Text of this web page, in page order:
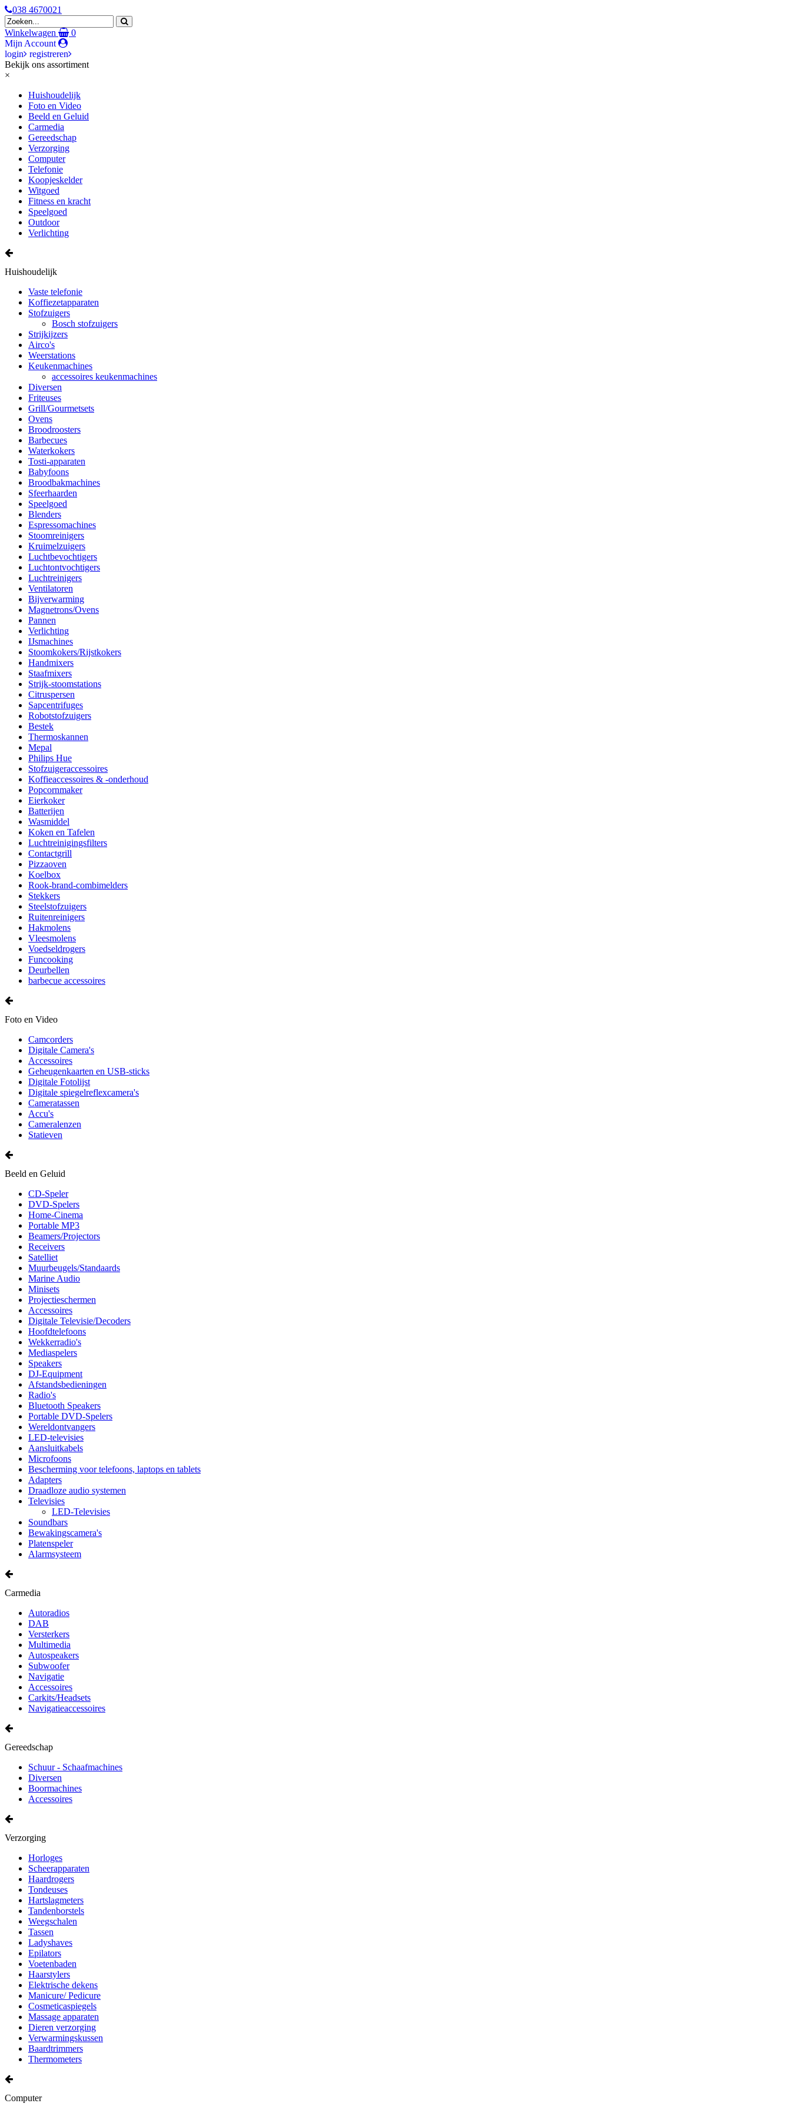
038 4670021
Winkelwagen
0
Mijn Account
login
registreren
Bekijk ons assortiment
×
Huishoudelijk
Foto en Video
Beeld en Geluid
Carmedia
Gereedschap
Verzorging
Computer
Telefonie
Koopjeskelder
Witgoed
Fitness en kracht
Speelgoed
Outdoor
Verlichting
Huishoudelijk
Vaste telefonie
Koffiezetapparaten
Stofzuigers
Bosch stofzuigers
Strijkijzers
Airco's
Weerstations
Keukenmachines
accessoires keukenmachines
Diversen
Friteuses
Grill/Gourmetsets
Ovens
Broodroosters
Barbecues
Waterkokers
Tosti-apparaten
Babyfoons
Broodbakmachines
Sfeerhaarden
Speelgoed
Blenders
Espressomachines
Stoomreinigers
Kruimelzuigers
Luchtbevochtigers
Luchtontvochtigers
Luchtreinigers
Ventilatoren
Bijverwarming
Magnetrons/Ovens
Pannen
Verlichting
IJsmachines
Stoomkokers/Rijstkokers
Handmixers
Staafmixers
Strijk-stoomstations
Citruspersen
Sapcentrifuges
Robotstofzuigers
Bestek
Thermoskannen
Mepal
Philips Hue
Stofzuigeraccessoires
Koffieaccessoires & -onderhoud
Popcornmaker
Eierkoker
Batterijen
Wasmiddel
Koken en Tafelen
Luchtreinigingsfilters
Contactgrill
Pizzaoven
Koelbox
Rook-brand-combimelders
Stekkers
Steelstofzuigers
Ruitenreinigers
Hakmolens
Vleesmolens
Voedseldrogers
Funcooking
Deurbellen
barbecue accessoires
Foto en Video
Camcorders
Digitale Camera's
Accessoires
Geheugenkaarten en USB-sticks
Digitale Fotolijst
Digitale spiegelreflexcamera's
Cameratassen
Accu's
Cameralenzen
Statieven
Beeld en Geluid
CD-Speler
DVD-Spelers
Home-Cinema
Portable MP3
Beamers/Projectors
Receivers
Satelliet
Muurbeugels/Standaards
Marine Audio
Minisets
Projectieschermen
Accessoires
Digitale Televisie/Decoders
Hoofdtelefoons
Wekkerradio's
Mediaspelers
Speakers
DJ-Equipment
Afstandsbedieningen
Radio's
Bluetooth Speakers
Portable DVD-Spelers
Wereldontvangers
LED-televisies
Aansluitkabels
Microfoons
Bescherming voor telefoons, laptops en tablets
Adapters
Draadloze audio systemen
Televisies
LED-Televisies
Soundbars
Bewakingscamera's
Platenspeler
Alarmsysteem
Carmedia
Autoradios
DAB
Versterkers
Multimedia
Autospeakers
Subwoofer
Navigatie
Accessoires
Carkits/Headsets
Navigatieaccessoires
Gereedschap
Schuur - Schaafmachines
Diversen
Boormachines
Accessoires
Verzorging
Horloges
Scheerapparaten
Haardrogers
Tondeuses
Hartslagmeters
Tandenborstels
Weegschalen
Tassen
Ladyshaves
Epilators
Voetenbaden
Haarstylers
Elektrische dekens
Manicure/ Pedicure
Cosmeticaspiegels
Massage apparaten
Dieren verzorging
Verwarmingskussen
Baardtrimmers
Thermometers
Computer